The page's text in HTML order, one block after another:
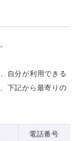
自分が利用できる
下記から最寄りの
電話番号